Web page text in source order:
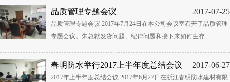
品质管理专题会议 2017-07-25
品质管理专题会议 2017年7月24日在本公司会议室召开了品质管理
专题会议。朱总就发货问题、纪律问题和接下来如何生存
春明防水举行2017上半年度总结会议 2017-06-27
2017年上半年度总结会议 2017年6月27日在浙江春明防水建材有限